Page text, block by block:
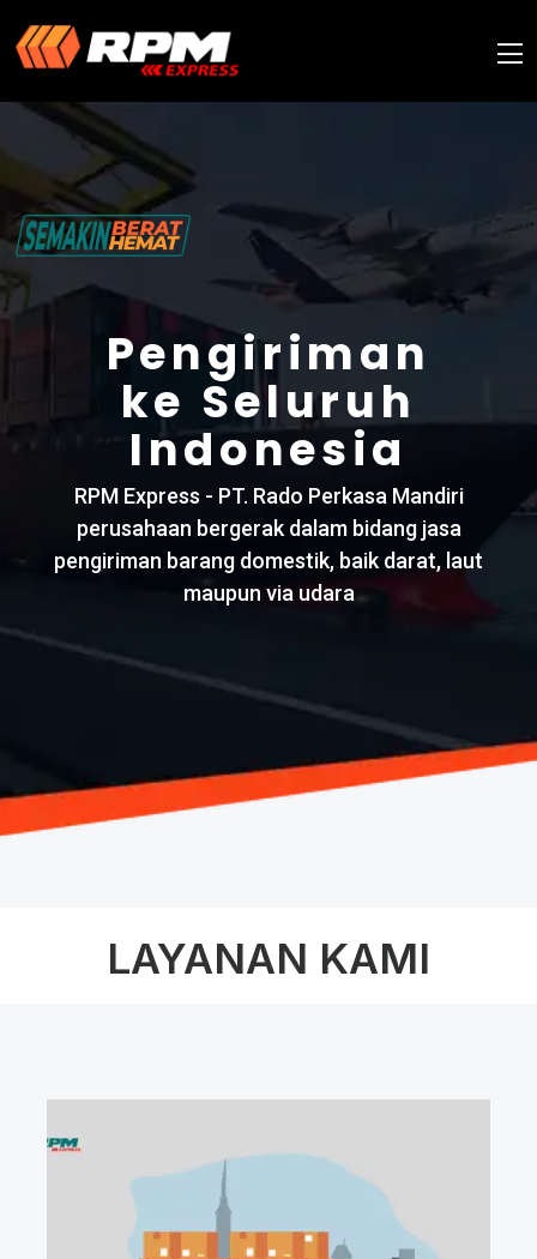
Pengiriman
ke Seluruh
Indonesia
RPM Express - PT. Rado Perkasa Mandiri
perusahaan bergerak dalam bidang jasa
pengiriman barang domestik, baik darat, laut
maupun via udara
LAYANAN KAMI